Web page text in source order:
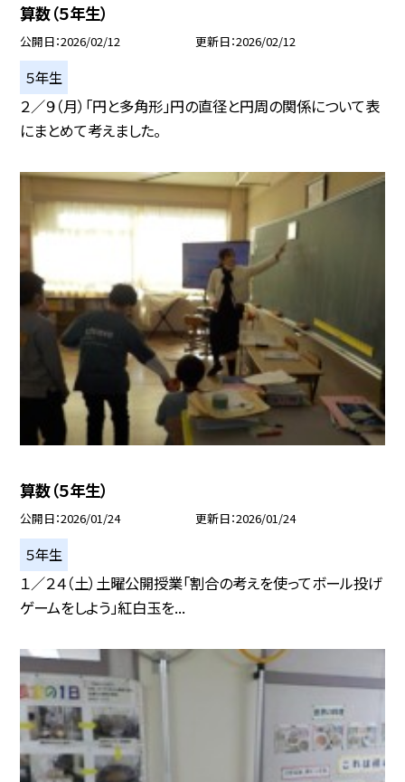
算数（５年生）
公開日 2026/02/12 更新日 2026/02/12
５年生
２／９（月）「円と多角形」円の直径と円周の関係について表
にまとめて考えました。
算数（５年生）
公開日 2026/01/24 更新日 2026/01/24
５年生
１／２４（土）土曜公開授業「割合の考えを使ってボール投げ
ゲームをしよう」紅白玉を...